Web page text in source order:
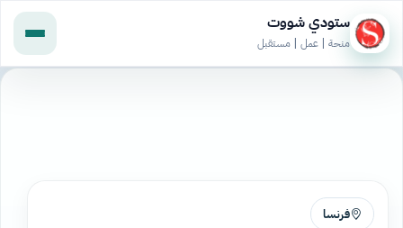
ستودي شووت
منحة | عمل | مستقبل
فرنسا